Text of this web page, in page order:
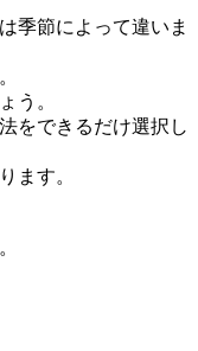
季節によって違いま
う。
をできるだけ選択し
ます。